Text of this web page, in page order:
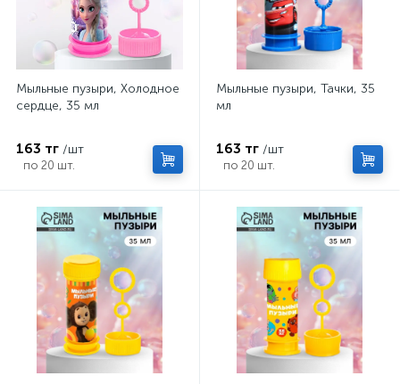
Мыльные пузыри, Холодное
сердце, 35 мл
163 тг /шт
по 20 шт.
Мыльные пузыри, Тачки, 35
мл
163 тг /шт
по 20 шт.